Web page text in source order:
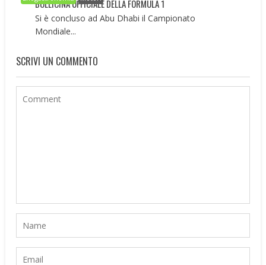
BOLLICINA UFFICIALE DELLA FORMULA 1
Si è concluso ad Abu Dhabi il Campionato
Mondiale...
SCRIVI UN COMMENTO